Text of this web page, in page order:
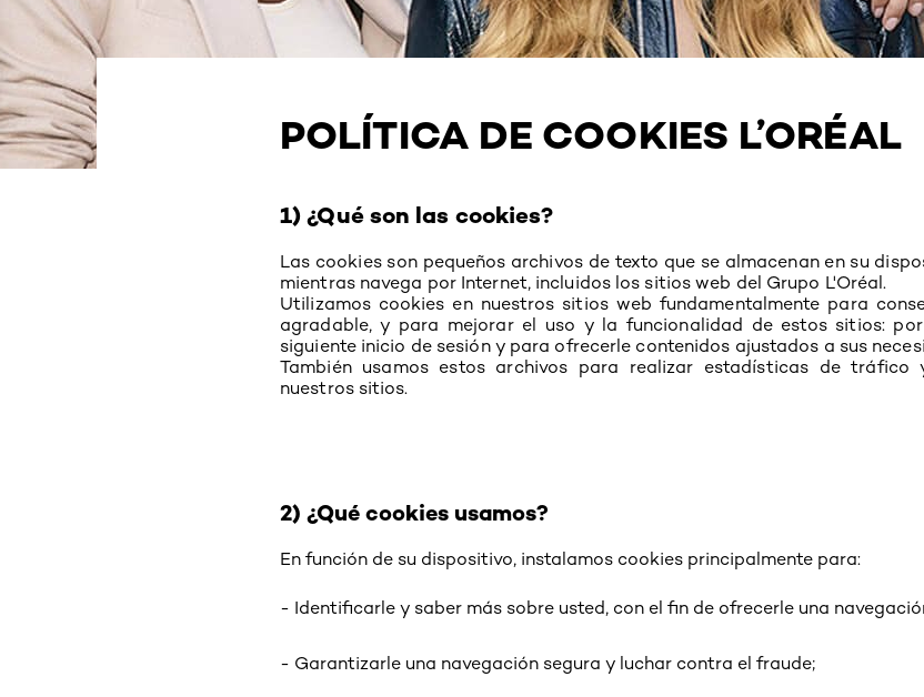
POLÍTICA DE COOKIES L’ORÉAL
1) ¿Qué son las cookies?
Las cookies son pequeños archivos de texto que se almacenan en su
mientras navega por Internet, incluidos los sitios web del Grupo L'Oréal.
Utilizamos cookies en nuestros sitios web fundamentalmente para
agradable, y para mejorar el uso y la funcionalidad de estos sitios:
siguiente inicio de sesión y para ofrecerle contenidos ajustados a sus
También usamos estos archivos para realizar estadísticas de tráfico
nuestros sitios.
2) ¿Qué cookies usamos?
En función de su dispositivo, instalamos cookies principalmente para:
- Identificarle y saber más sobre usted, con el fin de ofrecerle una
- Garantizarle una navegación segura y luchar contra el fraude;